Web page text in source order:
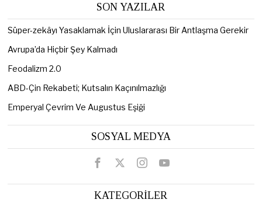
SON YAZILAR
Süper-zekâyı Yasaklamak İçin Uluslararası Bir Antlaşma Gerekir
Avrupa’da Hiçbir Şey Kalmadı
Feodalizm 2.0
ABD-Çin Rekabeti; Kutsalın Kaçınılmazlığı
Emperyal Çevrim Ve Augustus Eşiği
SOSYAL MEDYA
KATEGORİLER